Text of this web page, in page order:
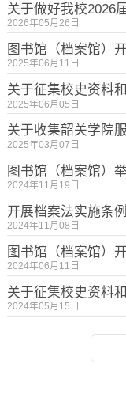
关于做好我校2026
2026年05月26日
2025年06月11日
关于征集校史资料
2025年06月05日
2025年03月07日
图书馆（档案馆）
2024年11月19日
开展档案法实施条
2024年11月08日
图书馆（档案馆）
2024年06月11日
关于征集校史资料
2024年05月15日